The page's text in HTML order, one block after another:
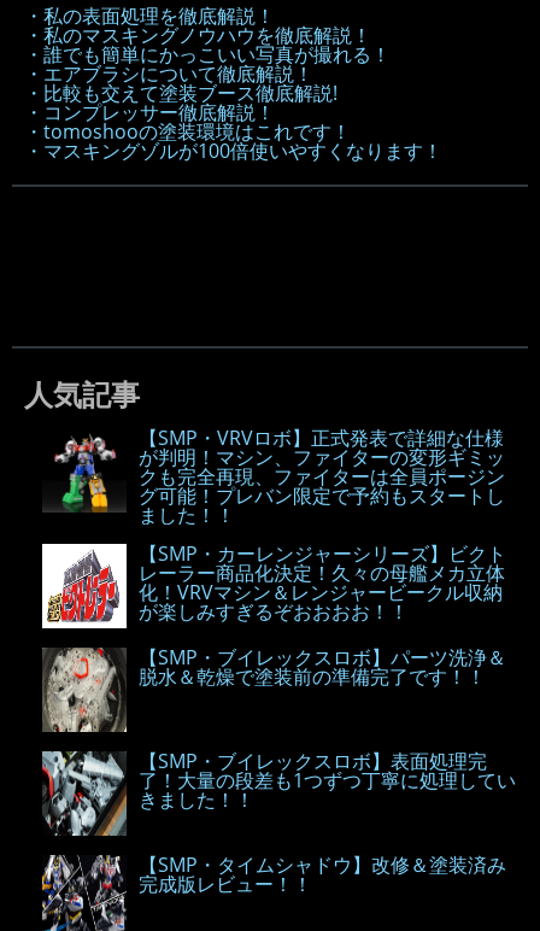
・私の表面処理を徹底解説！
・私のマスキングノウハウを徹底解説！
・誰でも簡単にかっこいい写真が撮れる！
・エアブラシについて徹底解説！
・比較も交えて塗装ブース徹底解説!
・コンプレッサー徹底解説！
・tomoshooの塗装環境はこれです！
・マスキングゾルが100倍使いやすくなります！
人気記事
【SMP・VRVロボ】正式発表で詳細な仕様
が判明！マシン、ファイターの変形ギミッ
クも完全再現、ファイターは全員ポージン
グ可能！プレバン限定で予約もスタートし
ました！！
【SMP・カーレンジャーシリーズ】ビクト
レーラー商品化決定！久々の母艦メカ立体
化！VRVマシン＆レンジャービークル収納
が楽しみすぎるぞおおおお！！
【SMP・ブイレックスロボ】パーツ洗浄＆
脱水＆乾燥で塗装前の準備完了です！！
【SMP・ブイレックスロボ】表面処理完
了！大量の段差も1つずつ丁寧に処理してい
きました！！
【SMP・タイムシャドウ】改修＆塗装済み
完成版レビュー！！